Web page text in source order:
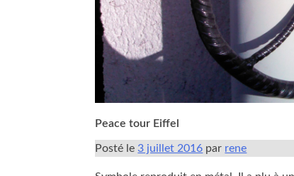
Peace tour Eiffel
Posté le 3 juillet 2016 par rene